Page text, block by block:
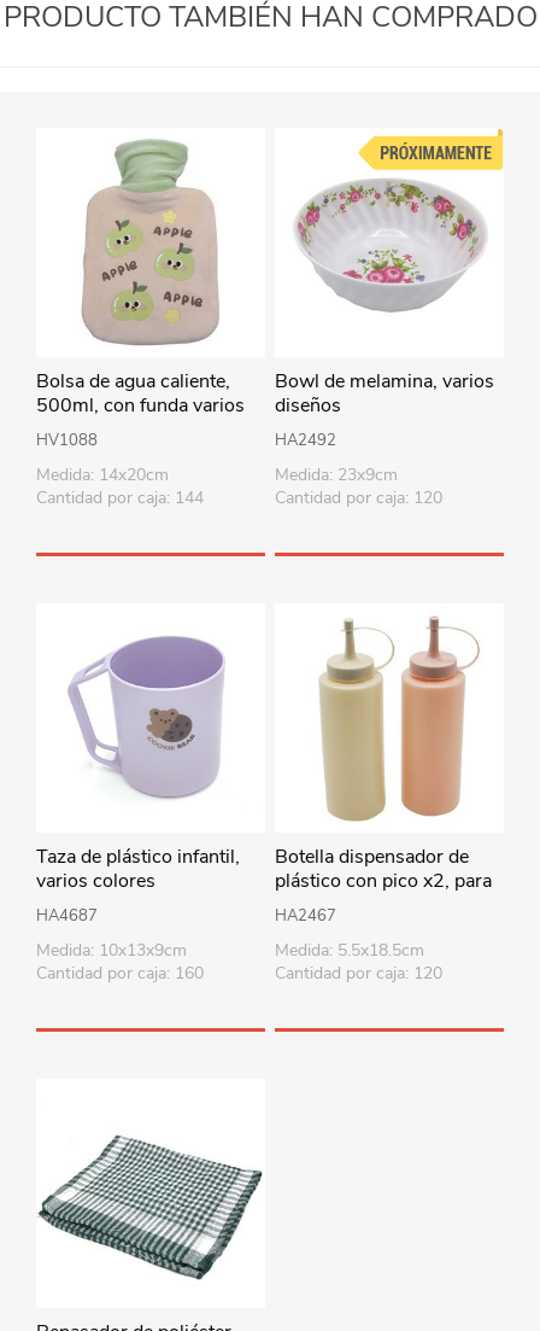
PRODUCTO TAMBIÉN HAN COMPRADO
Bolsa de agua caliente,
500ml, con funda varios
colores
HV1088
Medida: 14x20cm
Cantidad por caja: 144
Bowl de melamina, varios
diseños
HA2492
Medida: 23x9cm
Cantidad por caja: 120
Taza de plástico infantil,
varios colores
HA4687
Medida: 10x13x9cm
Cantidad por caja: 160
Botella dispensador de
plástico con pico x2, para
salsas, en bolsa
HA2467
Medida: 5.5x18.5cm
Cantidad por caja: 120